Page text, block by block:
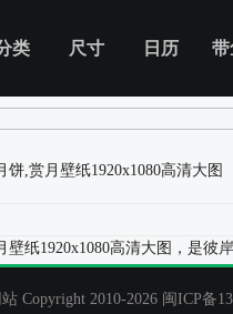
类 尺寸 日历 带
饼,赏月壁纸1920x1080高清大图
纸1920x1080高清大图，是
Copyright 2010-2026 闽ICP备